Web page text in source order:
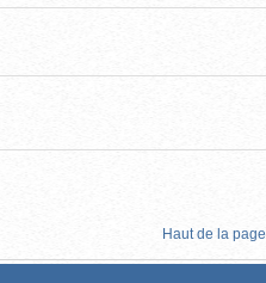
Haut de la page